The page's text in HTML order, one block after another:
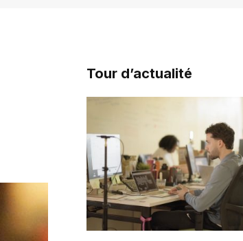
Tour d’actualité